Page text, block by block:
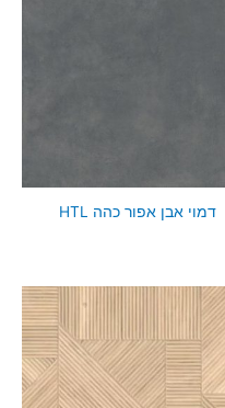
דמוי אבן אפור כהה HTL